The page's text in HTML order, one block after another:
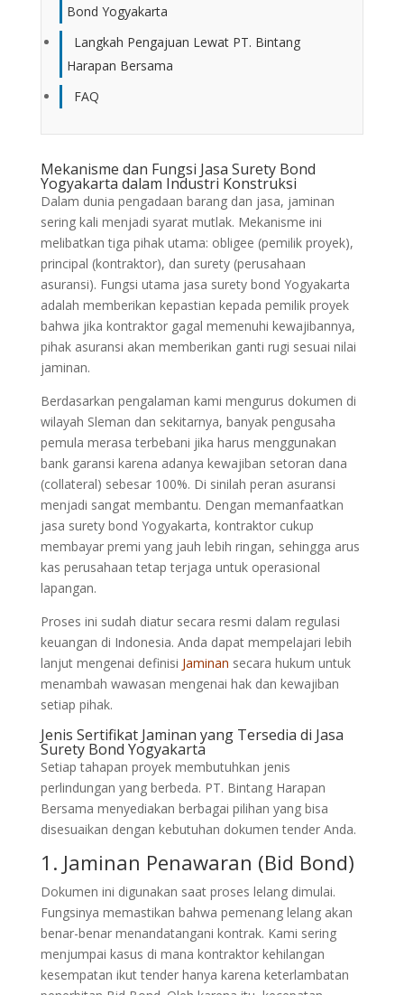
Bond Yogyakarta
Langkah Pengajuan Lewat PT. Bintang
Harapan Bersama
FAQ
Mekanisme dan Fungsi Jasa Surety Bond
Yogyakarta dalam Industri Konstruksi
Dalam dunia pengadaan barang dan jasa, jaminan
sering kali menjadi syarat mutlak. Mekanisme ini
melibatkan tiga pihak utama: obligee (pemilik proyek),
principal (kontraktor), dan surety (perusahaan
asuransi). Fungsi utama jasa surety bond Yogyakarta
adalah memberikan kepastian kepada pemilik proyek
bahwa jika kontraktor gagal memenuhi kewajibannya,
pihak asuransi akan memberikan ganti rugi sesuai nilai
jaminan.
Berdasarkan pengalaman kami mengurus dokumen di
wilayah Sleman dan sekitarnya, banyak pengusaha
pemula merasa terbebani jika harus menggunakan
bank garansi karena adanya kewajiban setoran dana
(collateral) sebesar 100%. Di sinilah peran asuransi
menjadi sangat membantu. Dengan memanfaatkan
jasa surety bond Yogyakarta, kontraktor cukup
membayar premi yang jauh lebih ringan, sehingga arus
kas perusahaan tetap terjaga untuk operasional
lapangan.
Proses ini sudah diatur secara resmi dalam regulasi
keuangan di Indonesia. Anda dapat mempelajari lebih
lanjut mengenai definisi Jaminan secara hukum untuk
menambah wawasan mengenai hak dan kewajiban
setiap pihak.
Jenis Sertifikat Jaminan yang Tersedia di Jasa
Surety Bond Yogyakarta
Setiap tahapan proyek membutuhkan jenis
perlindungan yang berbeda. PT. Bintang Harapan
Bersama menyediakan berbagai pilihan yang bisa
disesuaikan dengan kebutuhan dokumen tender Anda.
1. Jaminan Penawaran (Bid Bond)
Dokumen ini digunakan saat proses lelang dimulai.
Fungsinya memastikan bahwa pemenang lelang akan
benar-benar menandatangani kontrak. Kami sering
menjumpai kasus di mana kontraktor kehilangan
kesempatan ikut tender hanya karena keterlambatan